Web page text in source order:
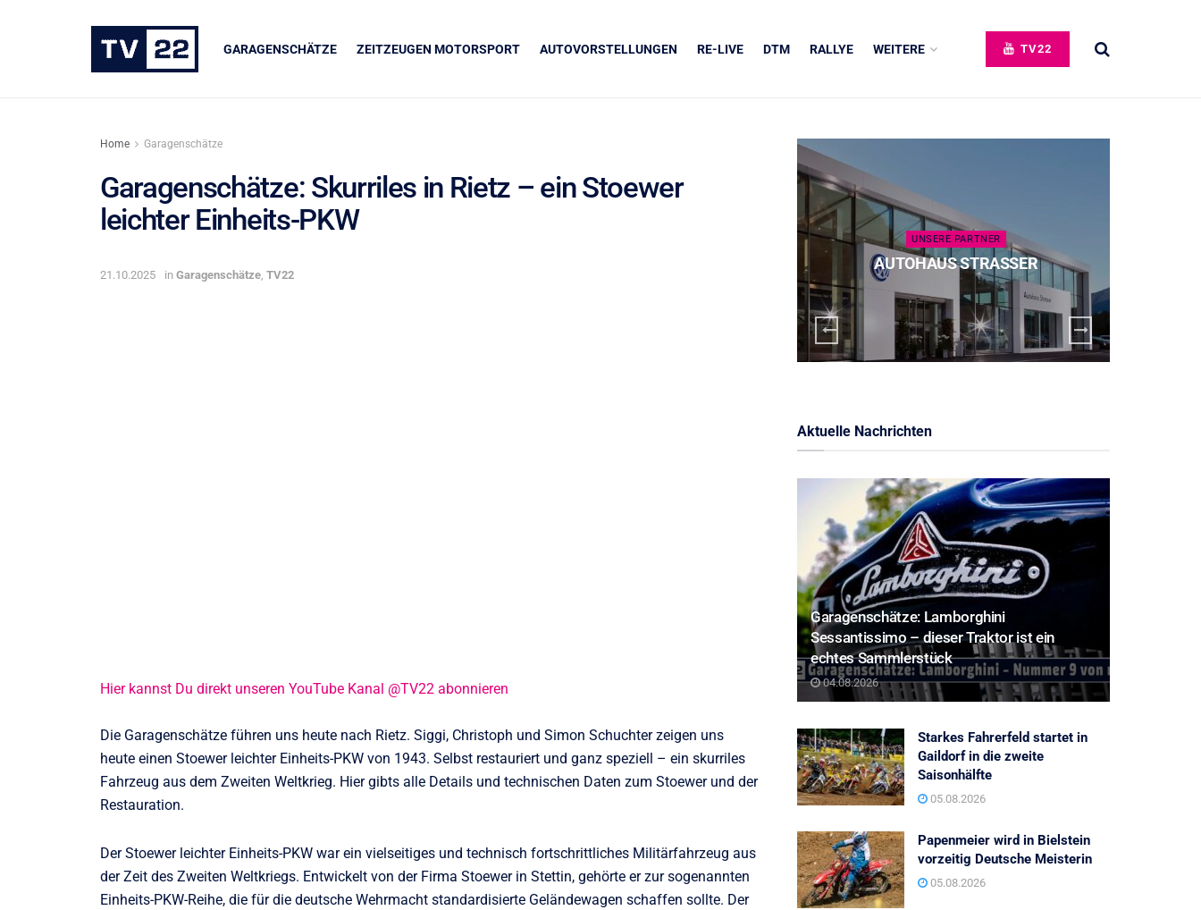
GARAGENSCHÄTZE ZEITZEUGEN MOTORSPORT AUTOVORSTELLUNGEN RE-LIVE DTM RALLYE WEITERE TV22
Home Garagenschätze
Garagenschätze: Skurriles in Rietz – ein Stoewer
leichter Einheits-PKW
21.10.2025 in Garagenschätze, TV22
Hier kannst Du direkt unseren YouTube Kanal @TV22 abonnieren
Die Garagenschätze führen uns heute nach Rietz. Siggi, Christoph und Simon Schuchter zeigen uns
heute einen Stoewer leichter Einheits-PKW von 1943. Selbst restauriert und ganz speziell – ein skurriles
Fahrzeug aus dem Zweiten Weltkrieg. Hier gibts alle Details und technischen Daten zum Stoewer und der
Restauration.
Der Stoewer leichter Einheits-PKW war ein vielseitiges und technisch fortschrittliches Militärfahrzeug aus
der Zeit des Zweiten Weltkriegs. Entwickelt von der Firma Stoewer in Stettin, gehörte er zur sogenannten
Einheits-PKW-Reihe, die für die deutsche Wehrmacht standardisierte Geländewagen schaffen sollte. Der
UNSERE PARTNER
AUTOHAUS STRASSER
Aktuelle Nachrichten
Garagenschätze: Lamborghini
Sessantissimo – dieser Traktor ist ein
echtes Sammlerstück
04.08.2026
Starkes Fahrerfeld startet in
Gaildorf in die zweite
Saisonhälfte
05.08.2026
Papenmeier wird in Bielstein
vorzeitig Deutsche Meisterin
05.08.2026